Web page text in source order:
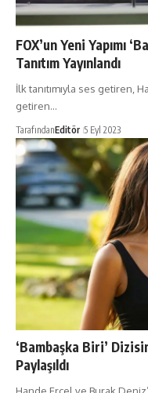
FOX’un Yeni Yapımı
Tanıtım Yayınlandı
İlk tanıtımıyla ses getiren,
getiren…
TarafındanEditör 5 Eyl 2023
‘Bambaşka Biri’
Paylaşıldı